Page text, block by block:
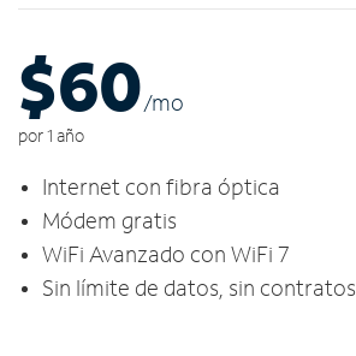
$60/mo
por 1 año
Internet con fibra óptica
Módem gratis
WiFi Avanzado con WiFi 7
Sin límite de datos, sin contratos